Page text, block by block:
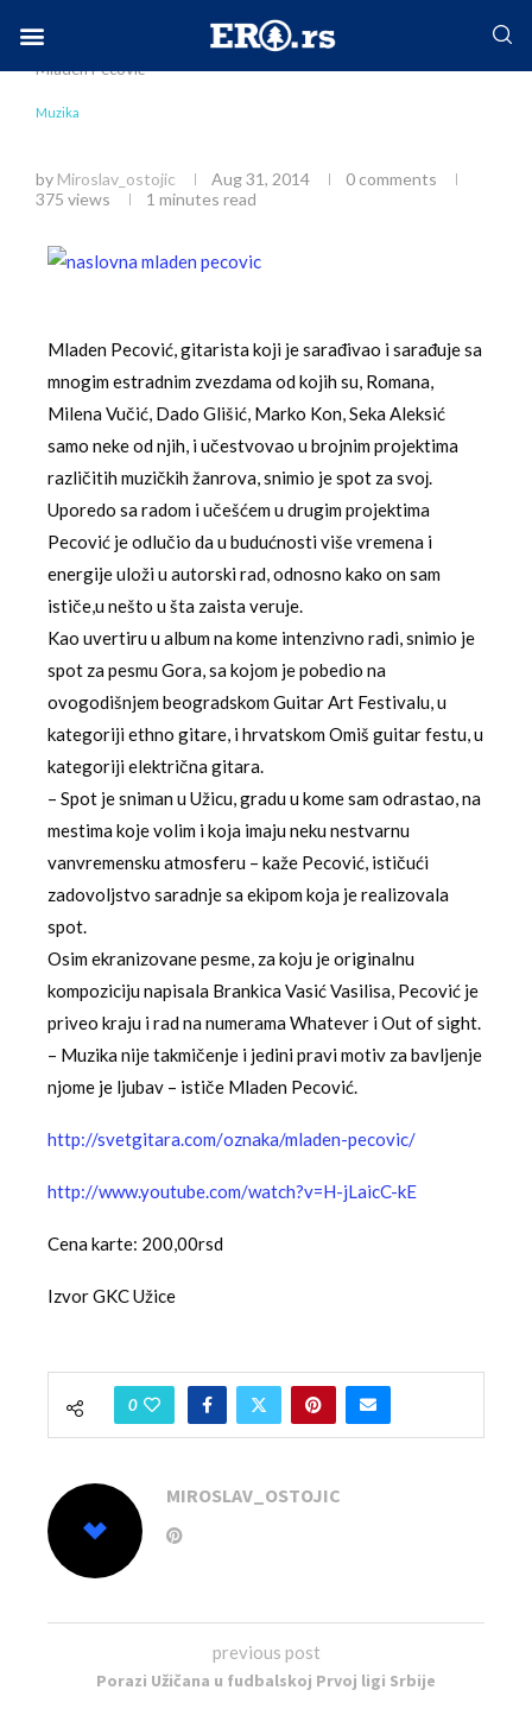
Home Muzika
5.9. GKC koncert:
Mladen Pecović
Muzika
by Miroslav_ostojic Aug 31, 2014
0 comments
375 views 1 minutes read
Mladen Pecović, gitarista koji je sarađivao i sarađuje sa
mnogim estradnim zvezdama od kojih su, Romana,
Milena Vučić, Dado Glišić, Marko Kon, Seka Aleksić
samo neke od njih, i učestvovao u brojnim projektima
različitih muzičkih žanrova, snimio je spot za svoј.
Uporedo sa radom i učešćem u drugim projektima
Pecović je odlučio da u budućnosti više vremena i
energije uloži u autorski rad, odnosno kako on sam
ističe,u nešto u šta zaista veruje.
Kao uvertiru u album na kome intenzivno radi, snimio je
spot za pesmu Gora, sa kojom je pobedio na
ovogodišnjem beogradskom Guitar Art Festivalu, u
kategoriji ethno gitare, i hrvatskom Omiš guitar festu, u
kategoriji električna gitara.
– Spot je sniman u Užicu, gradu u kome sam odrastao, na
mestima koje volim i koja imaju neku nestvarnu
vanvremensku atmosferu – kaže Pecović, ističući
zadovoljstvo saradnje sa ekipom koja je realizovala
spot.
Osim ekranizovane pesme, za koju je originalnu
kompoziciju napisala Brankica Vasić Vasilisa, Pecović je
priveo kraju i rad na numerama Whatever i Out of sight.
– Muzika nije takmičenje i jedini pravi motiv za bavljenje
njome je ljubav – ističe Mladen Pecović.
http://svetgitara.com/oznaka/mladen-pecovic/
http://www.youtube.com/watch?v=H-jLaicC-kE
Cena karte: 200,00rsd
Izvor GKC Užice
0
MIROSLAV_OSTOJIC
previous post
Porazi Užičana u fudbalskoj Prvoj ligi Srbije